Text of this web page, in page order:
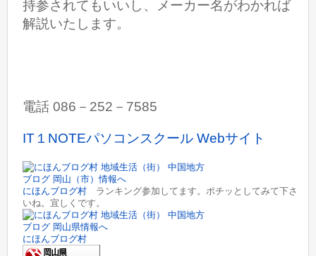
持参されてもいいし、メーカー名がわかれば
解説いたします。
電話 086－252－7585
IT１NOTEパソコンスクール Webサイト
にほんブログ村 ランキング参加してます。ポチッとしてみて下さ
いね。宜しくです。
にほんブログ村